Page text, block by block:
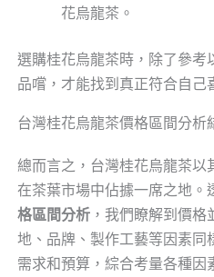
花烏龍茶。
選購桂花烏龍茶時，除了參考
品嚐，才能找到真正符合自己
台灣桂花烏龍茶價格區間分析
總而言之，台灣桂花烏龍茶以
在茶葉市場中佔據一席之地。
格區間分析，我們瞭解到價格
地、品牌、製作工藝等因素
需求和預算，綜合考量各種